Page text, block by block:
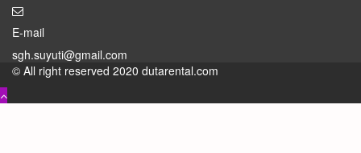
E-mail
sgh.suyuti@gmail.com
© All right reserved 2020 dutarental.com